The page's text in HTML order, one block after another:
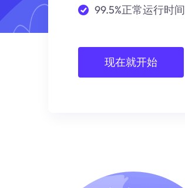
99.5%正常运行时间
现在就开始